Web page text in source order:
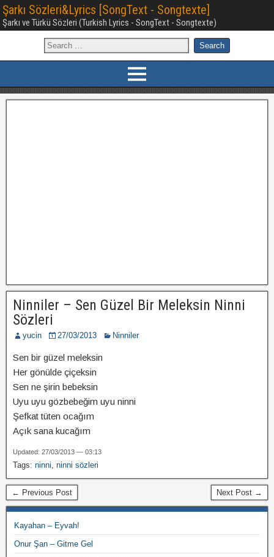
Şarkı Sözleri&Lyrics [SongText - Songtexte]
Şarkı ve Türkü Sözleri (Turkish Lyrics - SongText - Songtexte)
Ninniler – Sen Güzel Bir Meleksin Ninni
Sözleri
yucin 27/03/2013 Ninniler
Sen bir güzel meleksin
Her gönülde çiçeksin
Sen ne şirin bebeksin
Uyu uyu gözbebeğim uyu ninni
Şefkat tüten ocağım
Açık sana kucağım
Updated: 27/03/2013 — 03:13
Tags: ninni, ninni sözleri
← Previous Post Next Post →
Kayahan – Eyvah!
Onur Şan – Gitme Gel